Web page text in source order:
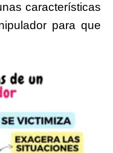
características
para que